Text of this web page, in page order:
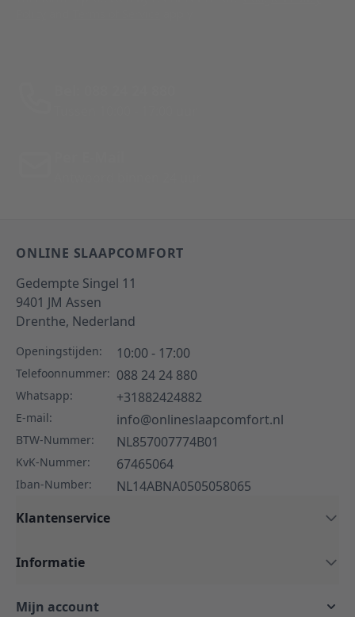
ONLINE SLAAPCOMFORT
Gedempte Singel 11
9401 JM Assen
Drenthe, Nederland
Openingstijden: 10:00 - 17:00
Telefoonnummer: 088 24 24 880
Whatsapp: +31882424882
E-mail: info@onlineslaapcomfort.nl
BTW-Nummer: NL857007774B01
KvK-Nummer: 67465064
Iban-Number:
NL14ABNA0505058065
Klantenservice
Informatie
Mijn account